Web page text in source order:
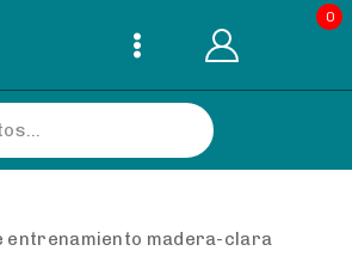
0
entrenamiento madera-clara